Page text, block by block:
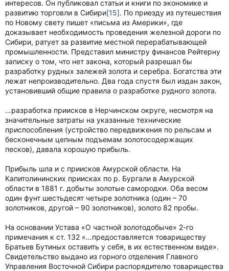
интересов. Он публиковал статьи и книги по экономике и
развитию торговли в Сибири[15]. По приезду из путешествия
по Новому свету пишет «письма из Америки», где
доказывает необходимость проведения железной дороги по
Сибири, ратует за развитие местной перерабатывающей
промышленности. Представил министру финансов Рейтерну
записку о том, что нет закона, который разрешал бы
разработку рудных залежей золота и серебра. Богатства эти
лежат непроизводительно. Два года спустя был издан закон,
установивший общие правила о разработке рудного золота.
…разработка приисков в Нерчинском округе, несмотря на
значительные затраты на указанные технические
приспособления (устройство передвижения по рельсам и
бесконечным цепным подъемам золотосодержащих
песков), давала хорошую прибыль.
Прибыль шла и с приисков Амурской области. На
Капитолининских приисках по р. Бургали в Амурской
области в 1881 г. добыты золотые самородки. Оба весом
один фунт шестьдесят четыре золотника (один – 70
золотников, другой – 90 золотников), золото 82 пробы.
На основании Устава «О частной золотодобыче» 2-го
примечания к ст. 132 «…предоставляется товариществу
Братьев Бутиных оставить у себя, в их естественном виде».
Свидетельство выдано из горного отделения Главного
Управления Восточной Сибири распорядителю товарищества